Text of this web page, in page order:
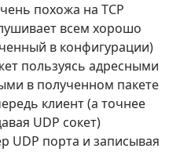
похожа на TCP
всем хорошо
в конфигурации)
пользуясь адресными
в полученном пакете
клиент (а точнее
UDP сокет)
UDP порта и записывая